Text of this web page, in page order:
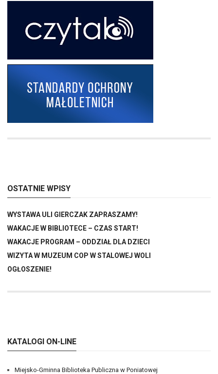
OSTATNIE WPISY
WYSTAWA ULI GIERCZAK ZAPRASZAMY!
WAKACJE W BIBLIOTECE – CZAS START!
WAKACJE PROGRAM – ODDZIAŁ DLA DZIECI
WIZYTA W MUZEUM COP W STALOWEJ WOLI
OGŁOSZENIE!
KATALOGI ON-LINE
Miejsko-Gminna Biblioteka Publiczna w Poniatowej